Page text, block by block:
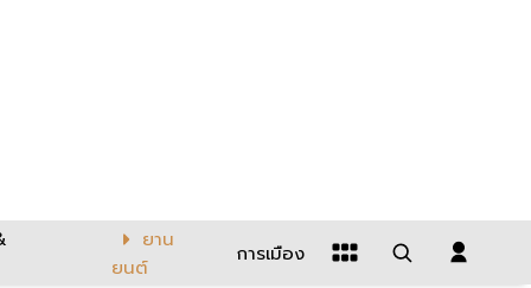
ยาน
ยนต์
การเมือง